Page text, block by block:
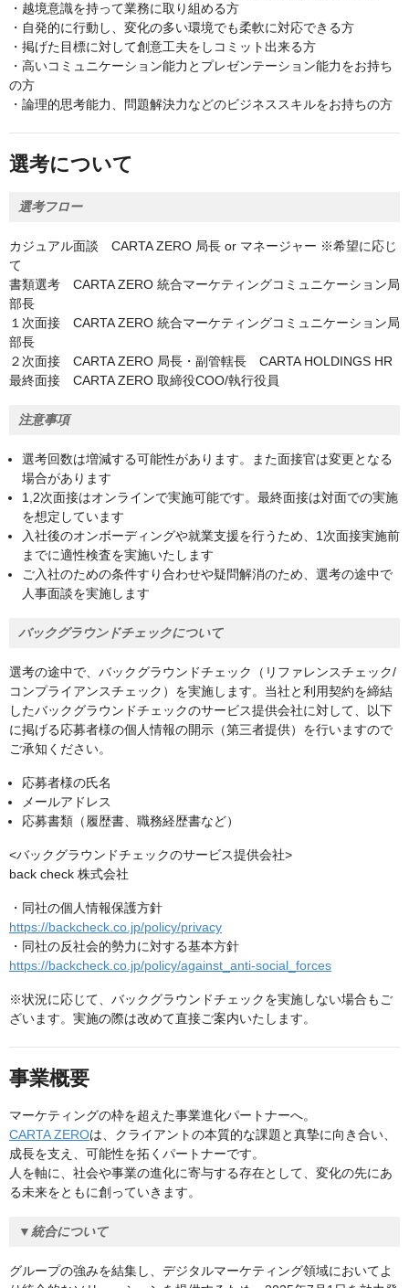
・越境意識を持って業務に取り組める方
・自発的に行動し、変化の多い環境でも柔軟に対応できる方
・掲げた目標に対して創意工夫をしコミット出来る方
・高いコミュニケーション能力とプレゼンテーション能力をお持ち
の方
・論理的思考能力、問題解決力などのビジネススキルをお持ちの方
選考について
選考フロー
カジュアル面談 CARTA ZERO 局長 or マネージャー ※希望に応じ
て
書類選考 CARTA ZERO 統合マーケティングコミュニケーション局
部長
１次面接 CARTA ZERO 統合マーケティングコミュニケーション局
部長
２次面接 CARTA ZERO 局長・副管轄長 CARTA HOLDINGS HR
最終面接 CARTA ZERO 取締役COO/執行役員
注意事項
選考回数は増減する可能性があります。また面接官は変更となる
場合があります
1,2次面接はオンラインで実施可能です。最終面接は対面での実施
を想定しています
入社後のオンボーディングや就業支援を行うため、1次面接実施前
までに適性検査を実施いたします
ご入社のための条件すり合わせや疑問解消のため、選考の途中で
人事面談を実施します
バックグラウンドチェックについて
選考の途中で、バックグラウンドチェック（リファレンスチェック/
コンプライアンスチェック）を実施します。当社と利用契約を締結
したバックグラウンドチェックのサービス提供会社に対して、以下
に掲げる応募者様の個人情報の開示（第三者提供）を行いますので
ご承知ください。
応募者様の氏名
メールアドレス
応募書類（履歴書、職務経歴書など）
<バックグラウンドチェックのサービス提供会社>
back check 株式会社
・同社の個人情報保護方針
https://backcheck.co.jp/policy/privacy
・同社の反社会的勢力に対する基本方針
https://backcheck.co.jp/policy/against_anti-social_forces
※状況に応じて、バックグラウンドチェックを実施しない場合もご
ざいます。実施の際は改めて直接ご案内いたします。
事業概要
マーケティングの枠を超えた事業進化パートナーへ。
CARTA ZEROは、クライアントの本質的な課題と真摯に向き合い、
成長を支え、可能性を拓くパートナーです。
人を軸に、社会や事業の進化に寄与する存在として、変化の先にあ
る未来をともに創っていきます。
▼統合について
グループの強みを結集し、デジタルマーケティング領域においてよ